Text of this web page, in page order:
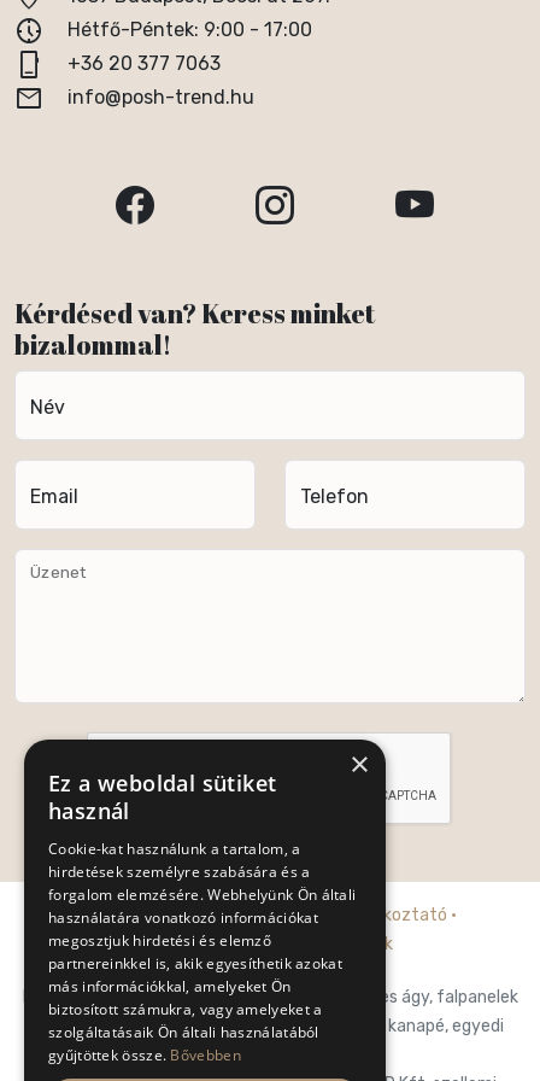
nest_clock_farsight_analog Hétfő-Péntek: 9:00 - 17:00
phone_iphone +36 20 377 7063
email info@posh-trend.hu
Kérdésed van? Keress minket
bizalommal!
Név
Email Telefon
Üzenet
Küldés
Adatkezelési tájékoztató·Cookie tájékoztató ·
Általános szerződési feltételek
Posh-Trend Kft. prémium franciaágy, falpaneles ágy, falpanelek
hálószobába, designágy, luxury ágy, prémium kanapé, egyedi
design kanapé.
×
Ez a weboldal sütiket
használ
Cookie-kat használunk a tartalom, a
hirdetések személyre szabására és a
forgalom elemzésére. Webhelyünk Ön általi
használatára vonatkozó információkat
megosztjuk hirdetési és elemző
partnereinkkel is, akik egyesíthetik azokat
más információkkal, amelyeket Ön
biztosított számukra, vagy amelyeket a
szolgáltatásaik Ön általi használatából
gyűjtöttek össze. Bővebben